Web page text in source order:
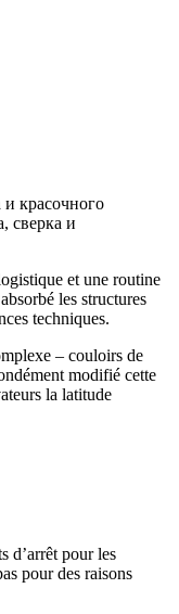
красочного
сверка и
et une routine
les structures
techniques.
– couloirs de
modifié cette
la latitude
d’arrêt pour les
pour des raisons